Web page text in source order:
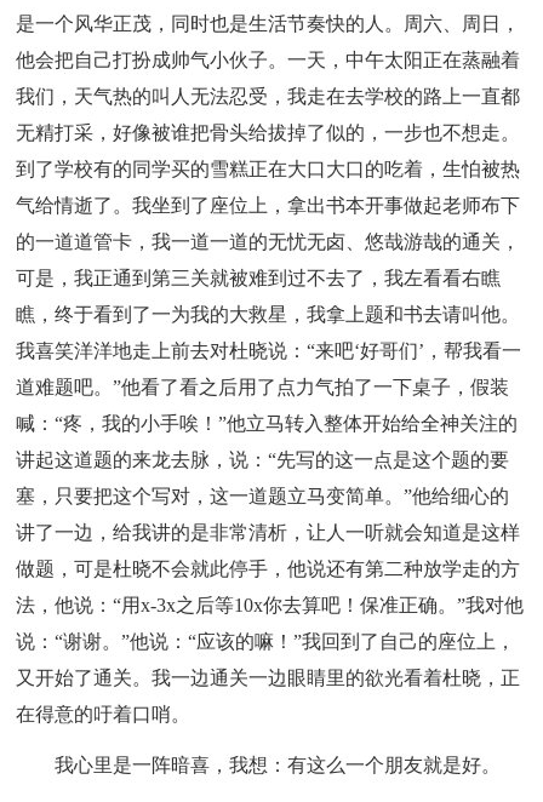
是一个风华正茂，同时也是生活节奏快的人。周六、周日，
他会把自己打扮成帅气小伙子。一天，中午太阳正在蒸融着
我们，天气热的叫人无法忍受，我走在去学校的路上一直都
无精打采，好像被谁把骨头给拔掉了似的，一步也不想走。
到了学校有的同学买的雪糕正在大口大口的吃着，生怕被热
气给情逝了。我坐到了座位上，拿出书本开事做起老师布下
的一道道管卡，我一道一道的无忧无卤、悠哉游哉的通关，
可是，我正通到第三关就被难到过不去了，我左看看右瞧
瞧，终于看到了一为我的大救星，我拿上题和书去请叫他。
我喜笑洋洋地走上前去对杜晓说：“来吧‘好哥们’，帮我看一
道难题吧。”他看了看之后用了点力气拍了一下桌子，假装
喊：“疼，我的小手唉！”他立马转入整体开始给全神关注的
讲起这道题的来龙去脉，说：“先写的这一点是这个题的要
塞，只要把这个写对，这一道题立马变简单。”他给细心的
讲了一边，给我讲的是非常清析，让人一听就会知道是这样
做题，可是杜晓不会就此停手，他说还有第二种放学走的方
法，他说：“用x-3x之后等10x你去算吧！保准正确。”我对他
说：“谢谢。”他说：“应该的嘛！”我回到了自己的座位上，
又开始了通关。我一边通关一边眼睛里的欲光看着杜晓，正
在得意的吁着口哨。
我心里是一阵暗喜，我想：有这么一个朋友就是好。